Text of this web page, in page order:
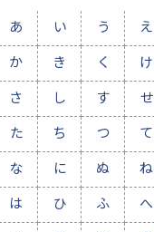
あ い う え
か き く け
さ し す せ
た ち つ て
な に ぬ ね
は ひ ふ へ